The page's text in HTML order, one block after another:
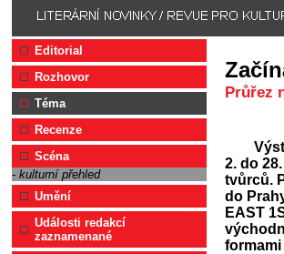
Editorial
Rozhovor
Téma
Recenze
Scéna
- kulturní přehled
Umění
Události redakcí
zaznamenané
Průřez
2. do
tvůrců.
do
EAST